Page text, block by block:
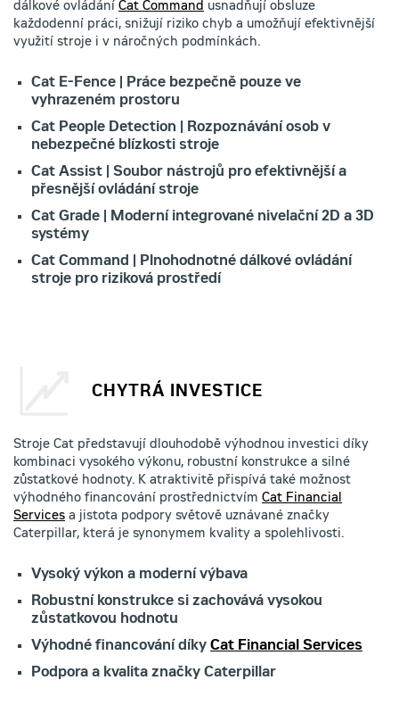
dálkové ovládání Cat Command usnadňují obsluze
každodenní práci, snižují riziko chyb a umožňují efektivnější
využití stroje i v náročných podmínkách.
Cat E-Fence | Práce bezpečně pouze ve
vyhrazeném prostoru
Cat People Detection | Rozpoznávání osob v
nebezpečné blízkosti stroje
Cat Assist | Soubor nástrojů pro efektivnější a
přesnější ovládání stroje
Cat Grade | Moderní integrované nivelační 2D a 3D
systémy
Cat Command | Plnohodnotné dálkové ovládání
stroje pro riziková prostředí
CHYTRÁ INVESTICE
Stroje Cat představují dlouhodobě výhodnou investici díky
kombinaci vysokého výkonu, robustní konstrukce a silné
zůstatkové hodnoty. K atraktivitě přispívá také možnost
výhodného financování prostřednictvím Cat Financial
Services a jistota podpory světově uznávané značky
Caterpillar, která je synonymem kvality a spolehlivosti.
Vysoký výkon a moderní výbava
Robustní konstrukce si zachovává vysokou
zůstatkovou hodnotu
Výhodné financování díky Cat Financial Services
Podpora a kvalita značky Caterpillar